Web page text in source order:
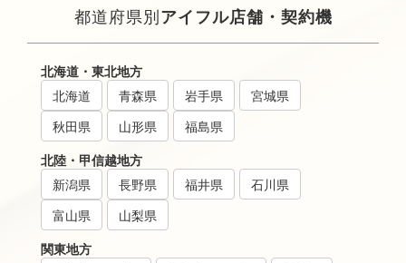
都道府県別アイフル店舗・契約機
北海道・東北地方
北海道
青森県 岩手県
宮城県
秋田県
山形県
福島県
北陸・甲信越地方
新潟県
長野県 福井県
石川県
富山県
山梨県
関東地方